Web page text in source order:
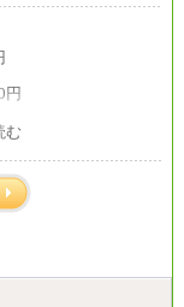
円
ます。
いません
む